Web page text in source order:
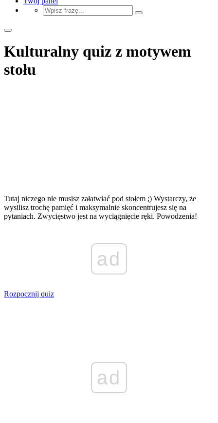
Kulturalny quiz z motywem
stołu
Tutaj niczego nie musisz załatwiać pod stołem ;) Wystarczy, że
wysilisz trochę pamięć i maksymalnie skoncentrujesz się na
pytaniach. Zwycięstwo jest na wyciągnięcie ręki. Powodzenia!
ad
Rozpocznij quiz
ad